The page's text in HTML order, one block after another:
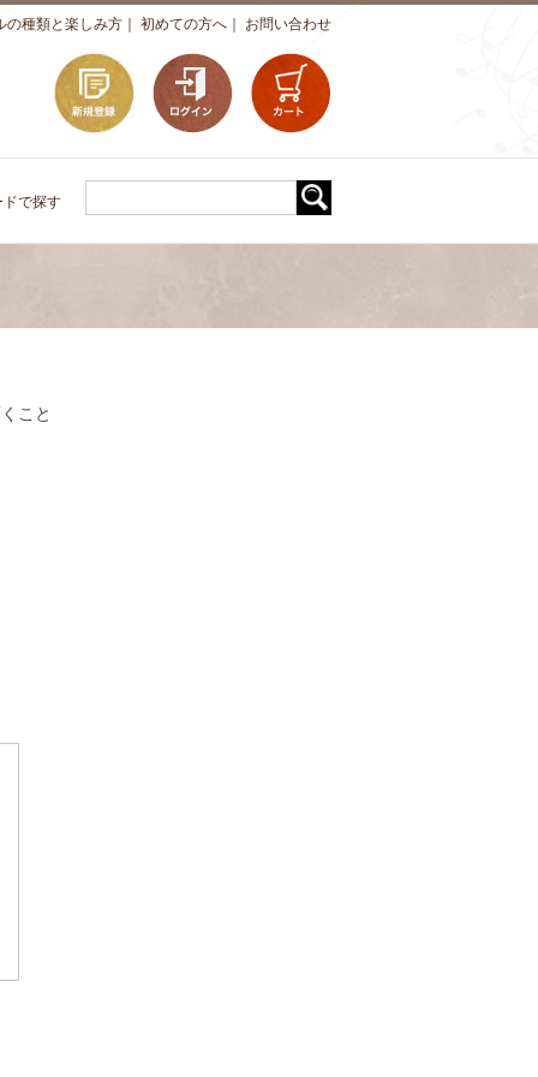
お問い合わせ
初めての方へ
の種類と楽しみ方
ドで探す
こと